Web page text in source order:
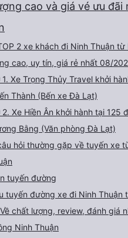
cao và giá vé ưu đãi
2 xe khách đi Ninh Thuận từ
cao, uy tín, giá rẻ nhất 08/
1. Xe Trọng Thủy Travel khởi
Thành (Bến xe Đà Lạt)
2. Xe Hiền Ân khởi hành tại 125
Bằng (Văn phòng Đà Lạt)
hỏi thường gặp về tuyến xe
tuyến đường
tuyến đường xe đi Ninh Thuận
Về chất lượng, review, đánh giá
Ninh Thuận